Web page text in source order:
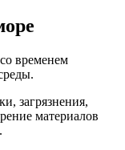
временем
загрязнения,
материалов